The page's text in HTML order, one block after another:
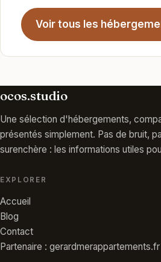
Voir tous les
ocos.studio
Une sélection d'hébergements,
présentés simplement. Pas de bruit,
surenchère : les informations utiles
EXPLORER
Accueil
Blog
Contact
Partenaire : gerardmerappartements.fr